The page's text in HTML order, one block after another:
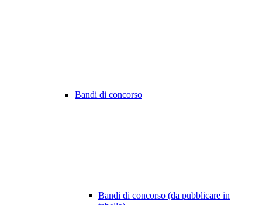
Bandi di concorso
Bandi di concorso (da pubblicare in